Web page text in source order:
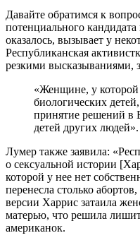
Давайте обратимся к
потенциального
оказалось, вызывает у
Республиканская
резкими высказываниями,
«Женщине, у которой
биологических
принятие решений в
детей других людей».
Лумер также заявила:
о сексуальной истории
которой у нее нет
перенесла столько
версии Харрис затаила
матерью, что решила
американок.